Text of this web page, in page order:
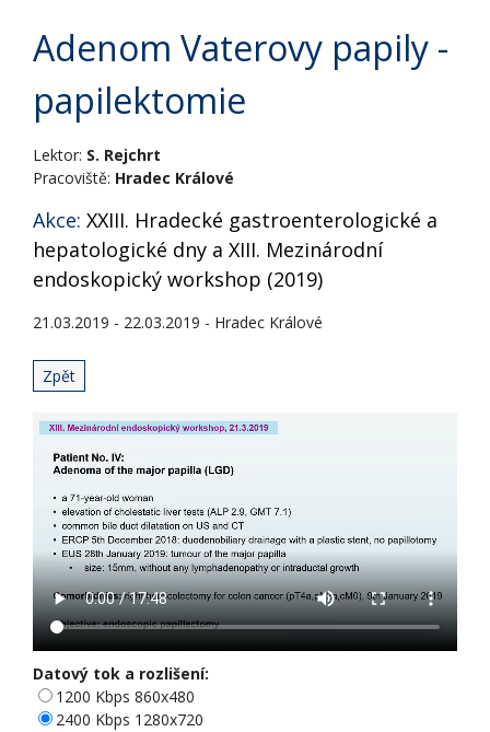
Adenom Vaterovy papily -
papilektomie
Lektor: S. Rejchrt
Pracoviště: Hradec Králové
Akce: XXIII. Hradecké gastroenterologické a
hepatologické dny a XIII. Mezinárodní
endoskopický workshop (2019)
21.03.2019 - 22.03.2019 - Hradec Králové
Zpět
Datový tok a rozlišení:
1200 Kbps 860x480
2400 Kbps 1280x720